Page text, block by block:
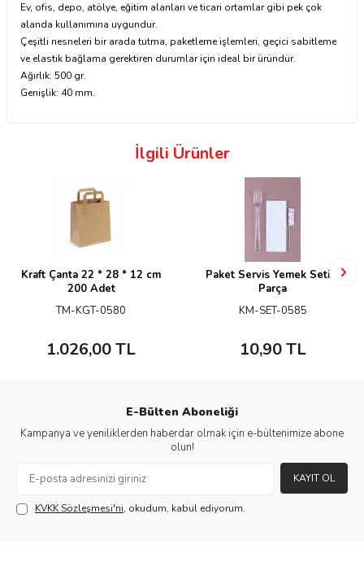
Ev, ofis, depo, atölye, eğitim alanları ve ticari ortamlar gibi pek çok
alanda kullanımına uygundur.
Çeşitli nesneleri bir arada tutma, paketleme işlemleri, geçici sabitleme
ve elastik bağlama gerektiren durumlar için ideal bir üründür.
Ağırlık: 500 gr.
Genişlik: 40 mm.
İlgili Ürünler
Kraft Çanta 22 * 28 * 12 cm
200 Adet
TM-KGT-0580
1.026,00TL
Paket Servis Yemek Seti 4
Parça
KM-SET-0585
10,90TL
E-Bülten Aboneliği
Kampanya ve yeniliklerden haberdar olmak için e-bültenimize abone
olun!
KAYIT OL
KVKK Sözleşmesi'ni, okudum, kabul ediyorum.